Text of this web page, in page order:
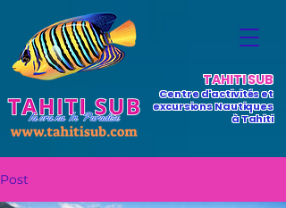
TAHITI SUB
Centre d'activités et
excursions Nautiques
à Tahiti
Post